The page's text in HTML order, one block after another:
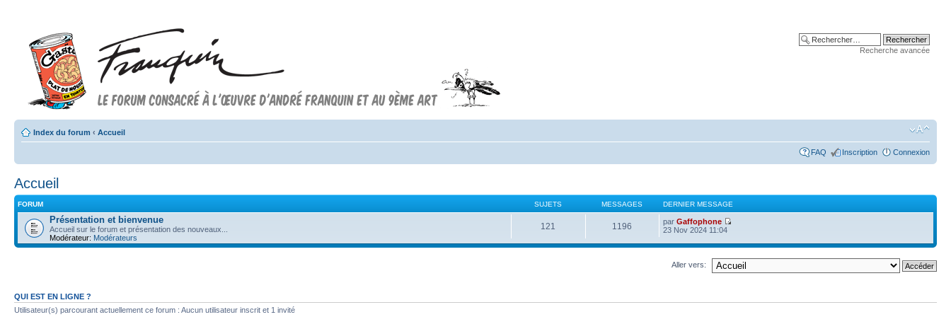
Recherche avancée
Index du forum ‹ Accueil
FAQ Inscription Connexion
Accueil
FORUM SUJETS MESSAGES DERNIER MESSAGE
Présentation et bienvenue
Accueil sur le forum et présentation des nouveaux...
Modérateur: Modérateurs
121 1196 parGaffophone
23 Nov 2024 11:04
Aller vers:
QUI EST EN LIGNE ?
Utilisateur(s) parcourant actuellement ce forum : Aucun utilisateur inscrit et 1 invité